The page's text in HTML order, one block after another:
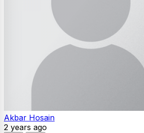
Akbar Hosain
2 years ago